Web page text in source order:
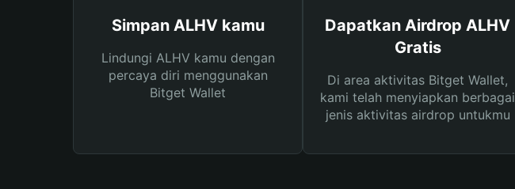
Simpan ALHV kamu
Lindungi ALHV kamu dengan
percaya diri menggunakan
Bitget Wallet
Dapatkan Airdrop ALHV
Gratis
Di area aktivitas Bitget Wallet,
kami telah menyiapkan berbagai
jenis aktivitas airdrop untukmu